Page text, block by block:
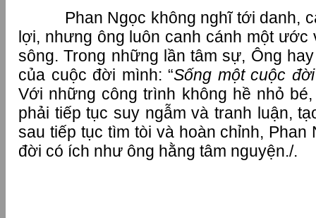
Phan Ngọc không nghĩ tới danh,
lợi, nhưng ông luôn canh cánh một ước
sông. Trong những lần tâm sự, Ông
của cuộc đời mình: “Sống một cuộc
Với những công trình không hề nhỏ
phải tiếp tục suy ngẫm và tranh luận,
sau tiếp tục tìm tòi và hoàn chỉnh, Phan
đời có ích như ông hằng tâm nguyện./.